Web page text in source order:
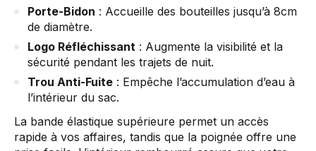
Porte-Bidon : Accueille des bouteilles jusqu’à 8cm
de diamètre.
Logo Réfléchissant : Augmente la visibilité et la
sécurité pendant les trajets de nuit.
Trou Anti-Fuite : Empêche l’accumulation d’eau à
l’intérieur du sac.
La bande élastique supérieure permet un accès
rapide à vos affaires, tandis que la poignée offre une